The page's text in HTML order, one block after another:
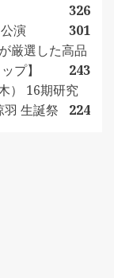
326
演
301
厳選した高品
プ】
243
） 16期研究
生誕祭
224